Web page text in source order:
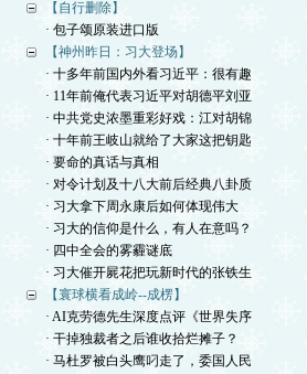
【自行删除】
· 包子颂原装进口版
【神州昨日：习大登场】
· 十多年前国内外看习近平：很有趣
· 11年前俺代表习近平对胡德平刘亚
· 中共党史浓墨重彩好戏：江对胡锦
· 十年前王岐山就给了大家这把钥匙
· 要命的真话与真相
· 对令计划及十八大前后经典八卦质
· 习大拿下周永康后如何体现伟大
· 习大的信仰是什么，有人在意吗？
· 四中全会的雾霾谜底
· 习大催开屍花把玩新时代的张铁生
【寰球横看成岭--成楞】
· AI克劳德先生深度点评《世界失序
· 干掉独裁者之后谁收拾烂摊子？
· 马杜罗被白头鹰叼走了，委国人民